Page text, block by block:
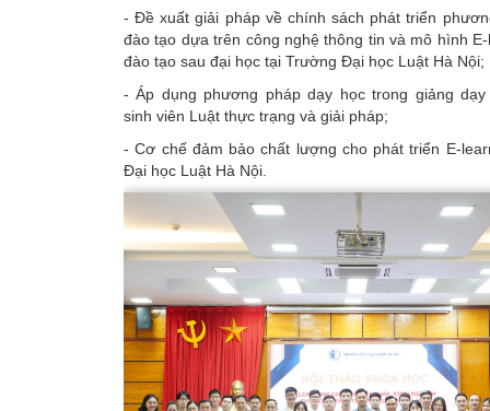
- Đề xuất giải pháp về chính sách phát triển
đào tạo dựa trên công nghệ thông tin và mô hình
đào tạo sau đại học tại Trường Đại học Luật Hà Nội;
- Áp dụng phương pháp dạy học trong giảng dạy
sinh viên Luật thực trạng và giải pháp;
- Cơ chế đảm bảo chất lượng cho phát triển E-
Đại học Luật Hà Nội.